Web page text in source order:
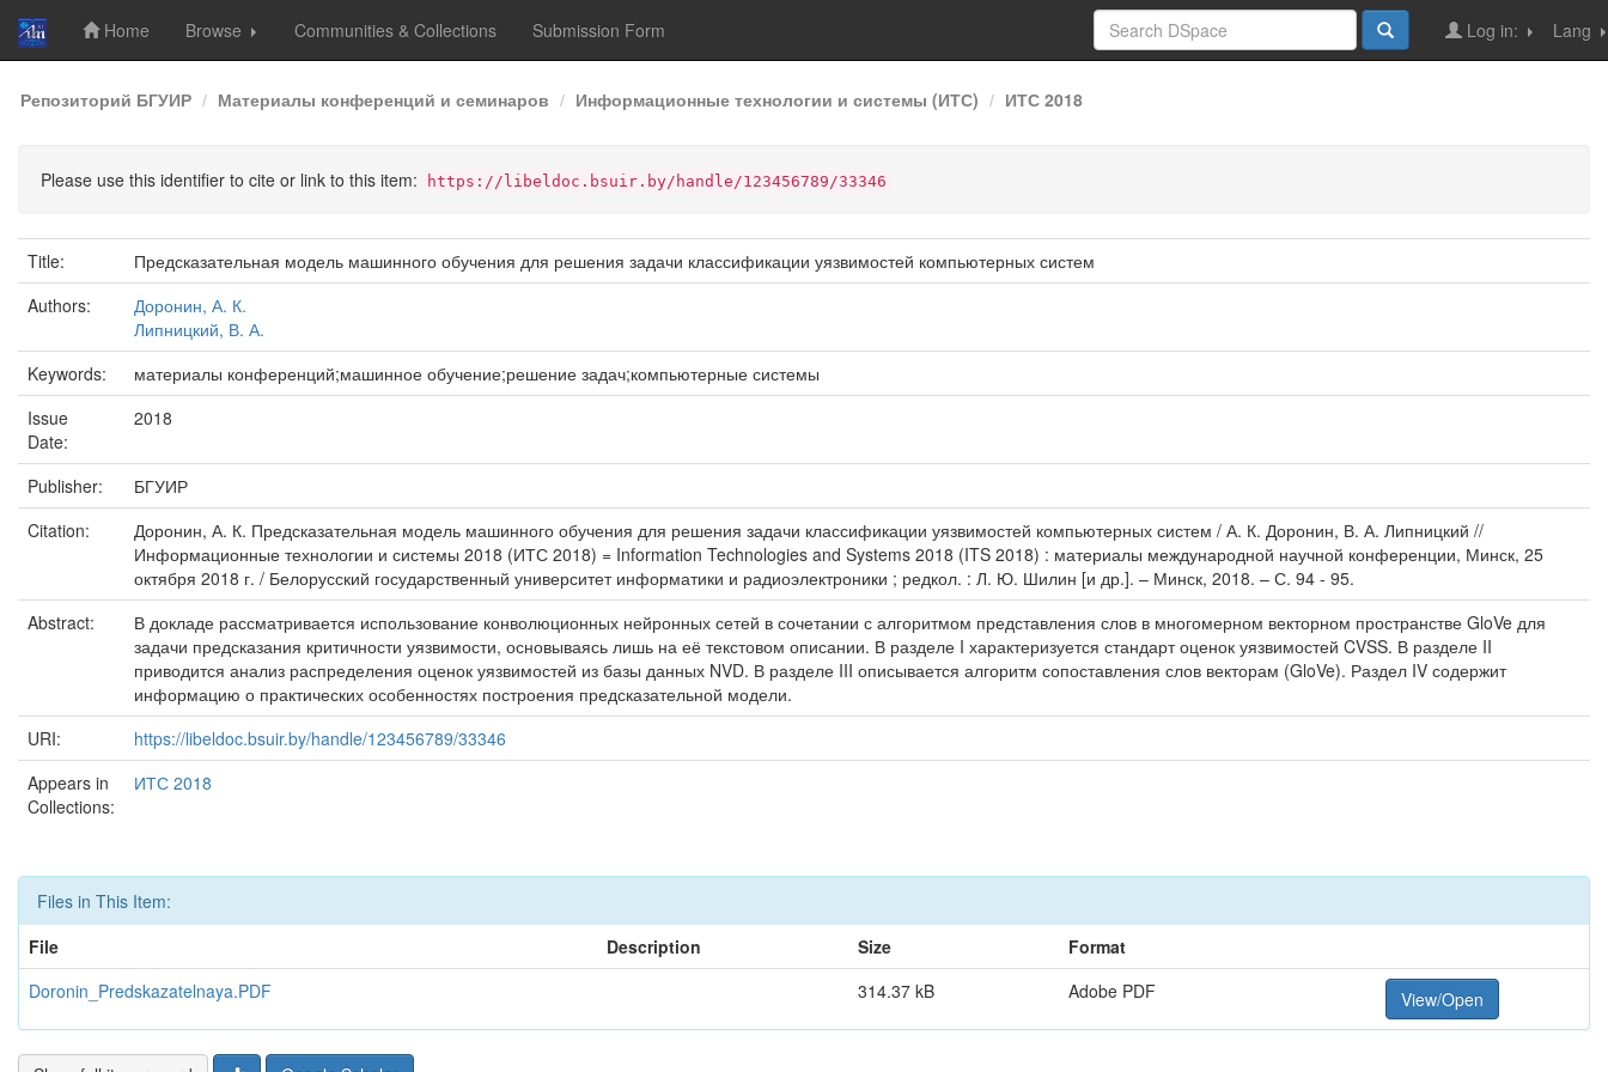
Skip
navigation
Home Browse Communities & Collections Submission Form Lang
Log in:
Репозиторий БГУИР Материалы конференций и семинаров Информационные технологии и системы (ИТС) ИТС 2018
Please use this identifier to cite or link to this item: https://libeldoc.bsuir.by/handle/123456789/33346
Title:
Предсказательная модель машинного обучения для решения задачи классификации уязвимостей компьютерных систем
Authors:
Доронин, А. К.
Липницкий, В. А.
Keywords:
материалы конференций;машинное обучение;решение задач;компьютерные системы
Issue
Date:
2018
Publisher:
БГУИР
Citation:
Доронин, А. К. Предсказательная модель машинного обучения для решения задачи классификации уязвимостей компьютерных систем / А. К. Доронин, В. А. Липницкий //
Информационные технологии и системы 2018 (ИТС 2018) = Information Technologies and Systems 2018 (ITS 2018) : материалы международной научной конференции, Минск, 25
октября 2018 г. / Белорусский государственный университет информатики и радиоэлектроники ; редкол. : Л. Ю. Шилин [и др.]. – Минск, 2018. – С. 94 - 95.
Abstract:
В докладе рассматривается использование конволюционных нейронных сетей в сочетании с алгоритмом представления слов в многомерном векторном пространстве GloVe для
задачи предсказания критичности уязвимости, основываясь лишь на её текстовом описании. В разделе I характеризуется стандарт оценок уязвимостей CVSS. В разделе II
приводится анализ распределения оценок уязвимостей из базы данных NVD. В разделе III описывается алгоритм сопоставления слов векторам (GloVe). Раздел IV содержит
информацию о практических особенностях построения предсказательной модели.
URI:
https://libeldoc.bsuir.by/handle/123456789/33346
Appears in
Collections:
ИТС 2018
Files in This Item:
File
Description Size
Format
Doronin_Predskazatelnaya.PDF
314.37 kB Adobe PDF View/Open